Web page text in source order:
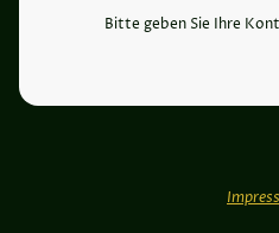
Bitte geben Sie Ihre